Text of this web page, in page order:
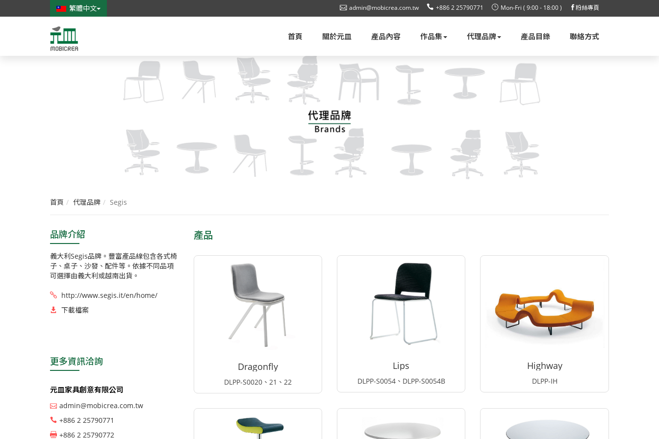
繁體中文 admin@mobicrea.com.tw +886 2 25790771 Mon-Fri ( 9:00 - 18:00 ) 粉絲專頁
元
皿
司
首頁 關於元皿 產品內容 作品集 代理品牌 產品目錄 聯絡方式
首頁 代理品牌 Segis
品牌介紹
義大利Segis品牌。豐富產品線包含各式椅
子、桌子、沙發、配件等。依據不同品項
可選擇由義大利或越南出貨。
http://www.segis.it/en/home/
下載檔案
更多資訊洽詢
元皿家具創意有限公司
admin@mobicrea.com.tw
+886 2 25790771
+886 2 25790772
產品
Dragonfly
DLPP-S0020、21、22
Lips
DLPP-S0054、DLPP-S0054B
Highway
DLPP-IH